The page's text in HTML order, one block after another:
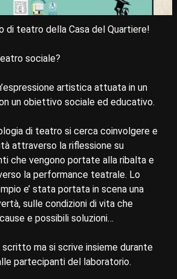
di teatro della Casa del Quartiere!
sociale?
artistica attuata in un
un obiettivo sociale ed educativo.
di teatro si cerca coinvolgere e
attraverso la riflessione su
che vengono portate alla ribalta e
la performance teatrale. Lo
e’ stata portata in scena una
sulle condizioni di vita che
e possibili soluzioni…
scritto ma si scrive insieme durante
partecipanti del laboratorio.